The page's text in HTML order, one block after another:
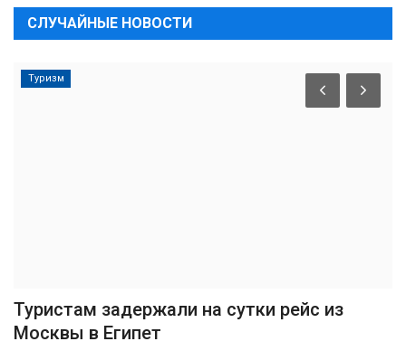
СЛУЧАЙНЫЕ НОВОСТИ
Туризм
Туристам задержали на сутки рейс из
Москвы в Египет